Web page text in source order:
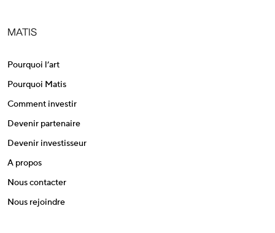
MATIS
Pourquoi l’art
Pourquoi Matis
Comment investir
Devenir partenaire
Devenir investisseur
A propos
Nous contacter
Nous rejoindre